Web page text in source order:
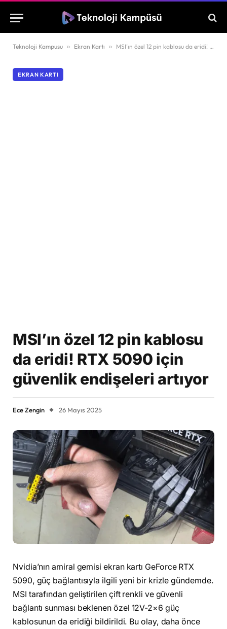
Teknoloji Kampusu » Ekran Kartı » MSI’ın özel 12 pin kablosu da eridi! RTX 5090 için güvenlik endişeleri artıyor
EKRAN KARTI
MSI’ın özel 12 pin kablosu
da eridi! RTX 5090 için
güvenlik endişeleri artıyor
Ece Zengin 26 Mayıs 2025
Nvidia’nın amiral gemisi ekran kartı GeForce RTX
5090, güç bağlantısıyla ilgili yeni bir krizle gündemde.
MSI tarafından geliştirilen çift renkli ve güvenli
bağlantı sunması beklenen özel 12V-2×6 güç
kablosunun da eridiği bildirildi. Bu olay, daha önce